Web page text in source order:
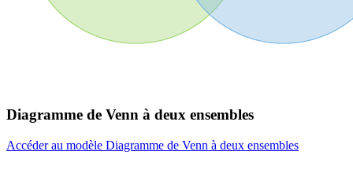
Diagramme de Venn à deux ensembles
Accéder au modèle Diagramme de Venn à deux ensembles